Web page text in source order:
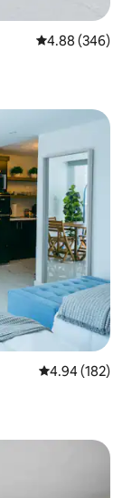
5 पैकी 4.88
4.88 (346)
5 पैकी 4.94
4.94 (182)